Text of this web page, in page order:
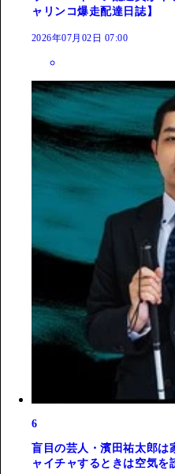
ャリンコ爆走配達日誌】
2026年07月02日 07:00
6
盲目の芸人・濱田祐太郎は
ャイチャするときは空気を